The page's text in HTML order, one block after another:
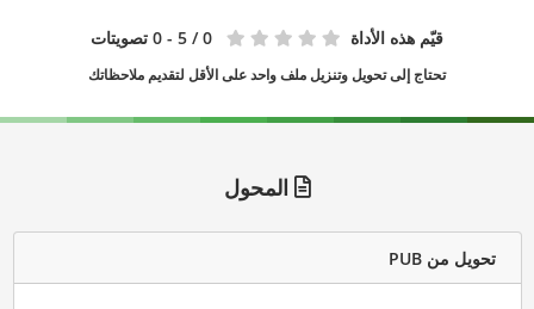
قيّم هذه الأداة 0 / 5 - 0 تصويتات
تحتاج إلى تحويل وتنزيل ملف واحد على الأقل لتقديم ملاحظاتك
المحول
تحويل من PUB